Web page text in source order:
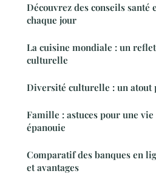
Découvrez des conseils
chaque jour
La cuisine mondiale : un
culturelle
Diversité culturelle : un atout
Famille : astuces pour une
épanouie
Comparatif des banques en
et avantages